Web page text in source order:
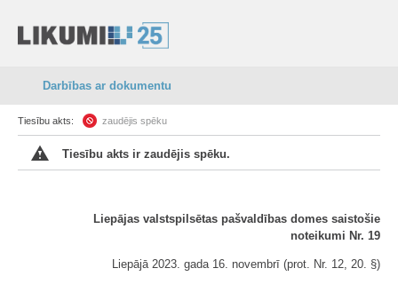
Darbības ar dokumentu
Tiesību akts: zaudējis spēku
Tiesību akts ir zaudējis spēku.
Liepājas valstspilsētas pašvaldības domes saistošie
noteikumi Nr. 19
Liepājā 2023. gada 16. novembrī (prot. Nr. 12, 20. §)